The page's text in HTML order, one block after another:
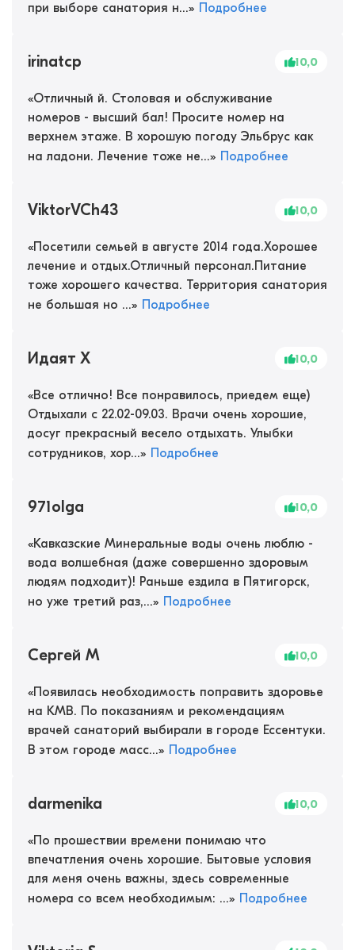
при выборе санатория н...» Подробнее
irinatcp 10,0
«Отличный й. Столовая и обслуживание
номеров - высший бал! Просите номер на
верхнем этаже. В хорошую погоду Эльбрус как
на ладони. Лечение тоже не...» Подробнее
ViktorVCh43 10,0
«Посетили семьей в августе 2014 года.Хорошее
лечение и отдых.Отличный персонал.Питание
тоже хорошего качества. Территория санатория
не большая но ...» Подробнее
Идаят Х 10,0
«Все отлично! Все понравилось, приедем еще)
Отдыхали с 22.02-09.03. Врачи очень хорошие,
досуг прекрасный весело отдыхать. Улыбки
сотрудников, хор...» Подробнее
971olga 10,0
«Кавказские Минеральные воды очень люблю -
вода волшебная (даже совершенно здоровым
людям подходит)! Раньше ездила в Пятигорск,
но уже третий раз,...» Подробнее
Сергей М 10,0
«Появилась необходимость поправить здоровье
на КМВ. По показаниям и рекомендациям
врачей санаторий выбирали в городе Ессентуки.
В этом городе масс...» Подробнее
darmenika 10,0
«По прошествии времени понимаю что
впечатления очень хорошие. Бытовые условия
для меня очень важны, здесь современные
номера со всем необходимым: ...» Подробнее